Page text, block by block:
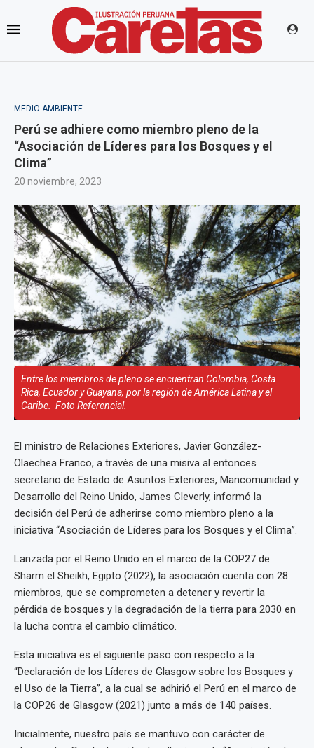
MEDIO AMBIENTE
Perú se adhiere como miembro pleno de la
“Asociación de Líderes para los Bosques y el
Clima”
20 noviembre, 2023
Entre los miembros de pleno se encuentran Colombia, Costa
Rica, Ecuador y Guayana, por la región de América Latina y el
Caribe. Foto Referencial.
El ministro de Relaciones Exteriores, Javier González-
Olaechea Franco, a través de una misiva al entonces
secretario de Estado de Asuntos Exteriores, Mancomunidad y
Desarrollo del Reino Unido, James Cleverly, informó la
decisión del Perú de adherirse como miembro pleno a la
iniciativa “Asociación de Líderes para los Bosques y el Clima”.
Lanzada por el Reino Unido en el marco de la COP27 de
Sharm el Sheikh, Egipto (2022), la asociación cuenta con 28
miembros, que se comprometen a detener y revertir la
pérdida de bosques y la degradación de la tierra para 2030 en
la lucha contra el cambio climático.
Esta iniciativa es el siguiente paso con respecto a la
“Declaración de los Líderes de Glasgow sobre los Bosques y
el Uso de la Tierra”, a la cual se adhirió el Perú en el marco de
la COP26 de Glasgow (2021) junto a más de 140 países.
Inicialmente, nuestro país se mantuvo con carácter de